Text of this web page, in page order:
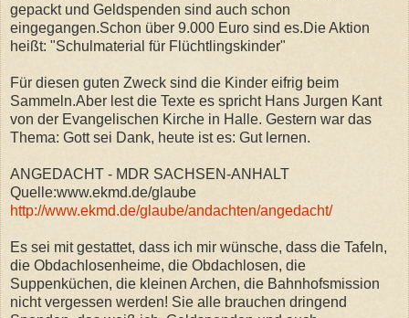
gepackt und Geldspenden sind auch schon
eingegangen.Schon über 9.000 Euro sind es.Die Aktion
heißt: "Schulmaterial für Flüchtlingskinder"
Für diesen guten Zweck sind die Kinder eifrig beim
Sammeln.Aber lest die Texte es spricht Hans Jurgen Kant
von der Evangelischen Kirche in Halle. Gestern war das
Thema: Gott sei Dank, heute ist es: Gut lernen.
ANGEDACHT - MDR SACHSEN-ANHALT
Quelle:www.ekmd.de/glaube
http://www.ekmd.de/glaube/andachten/angedacht/
Es sei mit gestattet, dass ich mir wünsche, dass die Tafeln,
die Obdachlosenheime, die Obdachlosen, die
Suppenküchen, die kleinen Archen, die Bahnhofsmission
nicht vergessen werden! Sie alle brauchen dringend